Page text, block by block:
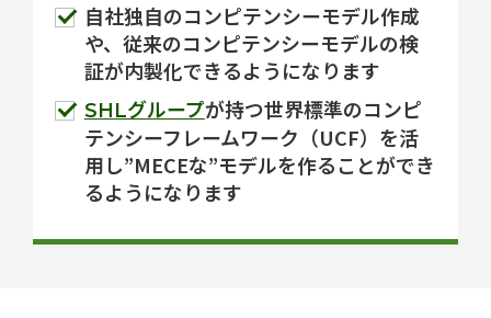
自社独自のコンピテンシーモデル作成
や、従来のコンピテンシーモデルの検
証が内製化できるようになります
SHLグループが持つ世界標準のコンピ
テンシーフレームワーク（UCF）を活
用し”MECEな”モデルを作ることができ
るようになります